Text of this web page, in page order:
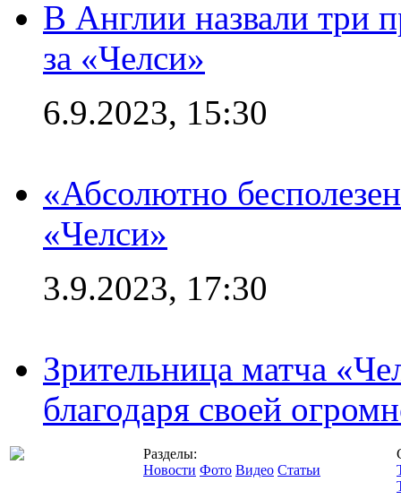
В Англии назвали три
за «Челси»
6.9.2023, 15:30
«Абсолютно
«Челси»
3.9.2023, 17:30
Зрительница матча
благодаря своей
Разделы:
Новости Фото Видео Статьи